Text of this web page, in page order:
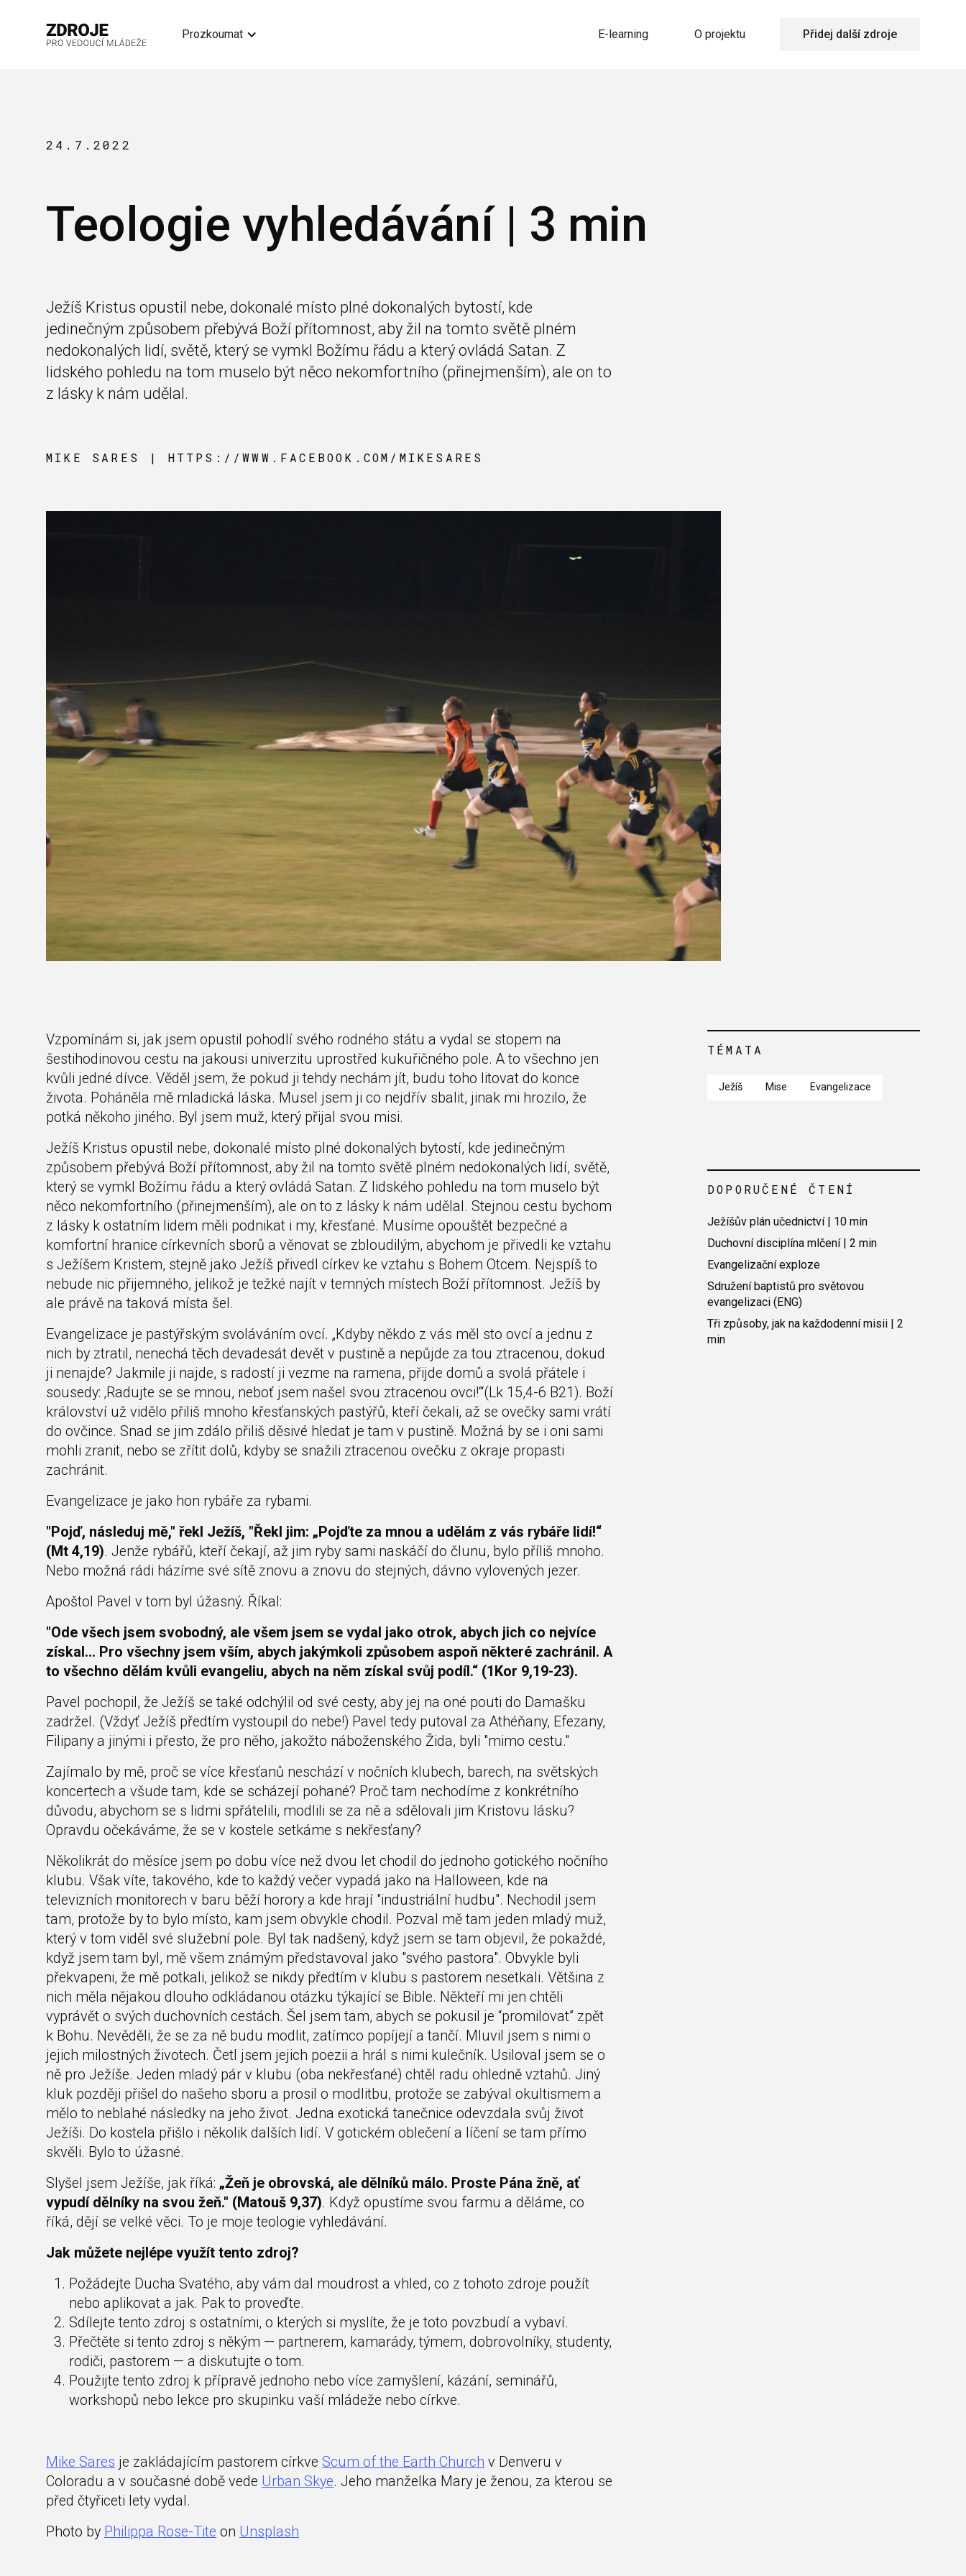
Prozkoumat E-learning O projektu Přidej další zdroje
24.7.2022
Teologie vyhledávání | 3 min
Ježíš Kristus opustil nebe, dokonalé místo plné dokonalých bytostí, kde
jedinečným způsobem přebývá Boží přítomnost, aby žil na tomto světě plném
nedokonalých lidí, světě, který se vymkl Božímu řádu a který ovládá Satan. Z
lidského pohledu na tom muselo být něco nekomfortního (přinejmenším), ale on to
z lásky k nám udělal.
MIKE SARES | HTTPS://WWW.FACEBOOK.COM/MIKESARES
Vzpomínám si, jak jsem opustil pohodlí svého rodného státu a vydal se stopem na
šestihodinovou cestu na jakousi univerzitu uprostřed kukuřičného pole. A to všechno jen
kvůli jedné dívce. Věděl jsem, že pokud ji tehdy nechám jít, budu toho litovat do konce
života. Poháněla mě mladická láska. Musel jsem ji co nejdřív sbalit, jinak mi hrozilo, že
potká někoho jiného. Byl jsem muž, který přijal svou misi.
Ježíš Kristus opustil nebe, dokonalé místo plné dokonalých bytostí, kde jedinečným
způsobem přebývá Boží přítomnost, aby žil na tomto světě plném nedokonalých lidí, světě,
který se vymkl Božímu řádu a který ovládá Satan. Z lidského pohledu na tom muselo být
něco nekomfortního (přinejmenším), ale on to z lásky k nám udělal. Stejnou cestu bychom
z lásky k ostatním lidem měli podnikat i my, křesťané. Musíme opouštět bezpečné a
komfortní hranice církevních sborů a věnovat se zbloudilým, abychom je přivedli ke vztahu
s Ježíšem Kristem, stejně jako Ježíš přivedl církev ke vztahu s Bohem Otcem. Nejspíš to
nebude nic přijemného, jelikož je težké najít v temných místech Boží přítomnost. Ježíš by
ale právě na taková místa šel.
Evangelizace je pastýřským svoláváním ovcí. „Kdyby někdo z vás měl sto ovcí a jednu z
nich by ztratil, nenechá těch devadesát devět v pustině a nepůjde za tou ztracenou, dokud
ji nenajde? Jakmile ji najde, s radostí ji vezme na ramena, přijde domů a svolá přátele i
sousedy: ‚Radujte se se mnou, neboť jsem našel svou ztracenou ovci!‘“(Lk 15,4-6 B21). Boží
království už vidělo přiliš mnoho křesťanských pastýřů, kteří čekali, až se ovečky sami vrátí
do ovčince. Snad se jim zdálo přiliš děsivé hledat je tam v pustině. Možná by se i oni sami
mohli zranit, nebo se zřítit dolů, kdyby se snažili ztracenou ovečku z okraje propasti
zachránit.
Evangelizace je jako hon rybáře za rybami.
"Pojď, následuj mě," řekl Ježíš, "Řekl jim: „Pojďte za mnou a udělám z vás rybáře lidí!“
(Mt 4,19). Jenže rybářů, kteří čekají, až jim ryby sami naskáčí do člunu, bylo příliš mnoho.
Nebo možná rádi házíme své sítě znovu a znovu do stejných, dávno vylovených jezer.
Apoštol Pavel v tom byl úžasný. Říkal:
"Ode všech jsem svobodný, ale všem jsem se vydal jako otrok, abych jich co nejvíce
získal… Pro všechny jsem vším, abych jakýmkoli způsobem aspoň některé zachránil. A
to všechno dělám kvůli evangeliu, abych na něm získal svůj podíl.“ (1Kor 9,19-23).
Pavel pochopil, že Ježíš se také odchýlil od své cesty, aby jej na oné pouti do Damašku
zadržel. (Vždyť Ježíš předtím vystoupil do nebe!) Pavel tedy putoval za Athéňany, Efezany,
Filipany a jinými i přesto, že pro něho, jakožto náboženského Žida, byli "mimo cestu."
Zajímalo by mě, proč se více křesťanů neschází v nočních klubech, barech, na světských
koncertech a všude tam, kde se scházejí pohané? Proč tam nechodíme z konkrétního
důvodu, abychom se s lidmi spřátelili, modlili se za ně a sdělovali jim Kristovu lásku?
Opravdu očekáváme, že se v kostele setkáme s nekřesťany?
Několikrát do měsíce jsem po dobu více než dvou let chodil do jednoho gotického nočního
klubu. Však víte, takového, kde to každý večer vypadá jako na Halloween, kde na
televizních monitorech v baru běží horory a kde hrají "industriální hudbu". Nechodil jsem
tam, protože by to bylo místo, kam jsem obvykle chodil. Pozval mě tam jeden mladý muž,
který v tom viděl své služební pole. Byl tak nadšený, když jsem se tam objevil, že pokaždé,
když jsem tam byl, mě všem známým představoval jako "svého pastora". Obvykle byli
překvapeni, že mě potkali, jelikož se nikdy předtím v klubu s pastorem nesetkali. Většina z
nich měla nějakou dlouho odkládanou otázku týkající se Bible. Někteří mi jen chtěli
vyprávět o svých duchovních cestách. Šel jsem tam, abych se pokusil je “promilovat” zpět
k Bohu. Nevěděli, že se za ně budu modlit, zatímco popíjejí a tančí. Mluvil jsem s nimi o
jejich milostných životech. Četl jsem jejich poezii a hrál s nimi kulečník. Usiloval jsem se o
ně pro Ježíše. Jeden mladý pár v klubu (oba nekřesťané) chtěl radu ohledně vztahů. Jiný
kluk později přišel do našeho sboru a prosil o modlitbu, protože se zabýval okultismem a
mělo to neblahé následky na jeho život. Jedna exotická tanečnice odevzdala svůj život
Ježíši. Do kostela přišlo i několik dalších lidí. V gotickém oblečení a líčení se tam přímo
skvěli. Bylo to úžasné.
Slyšel jsem Ježíše, jak říká: „Žeň je obrovská, ale dělníků málo. Proste Pána žně, ať
vypudí dělníky na svou žeň." (Matouš 9,37). Když opustíme svou farmu a děláme, co
říká, dějí se velké věci. To je moje teologie vyhledávání.
Jak můžete nejlépe využít tento zdroj?
Požádejte Ducha Svatého, aby vám dal moudrost a vhled, co z tohoto zdroje použít
nebo aplikovat a jak. Pak to proveďte.
Sdílejte tento zdroj s ostatními, o kterých si myslíte, že je toto povzbudí a vybaví.
Přečtěte si tento zdroj s někým — partnerem, kamarády, týmem, dobrovolníky, studenty,
rodiči, pastorem — a diskutujte o tom.
Použijte tento zdroj k přípravě jednoho nebo více zamyšlení, kázání, seminářů,
workshopů nebo lekce pro skupinku vaší mládeže nebo církve.
Mike Sares je zakládajícím pastorem církve Scum of the Earth Church v Denveru v
Coloradu a v současné době vede Urban Skye. Jeho manželka Mary je ženou, za kterou se
před čtyřiceti lety vydal.
Photo by Philippa Rose-Tite on Unsplash
TÉMATA
Ježíš Mise Evangelizace
DOPORUČENÉ ČTENÍ
Ježíšův plán učednictví | 10 min
Duchovní disciplína mlčení | 2 min
Evangelizační exploze
Sdružení baptistů pro světovou
evangelizaci (ENG)
Tři způsoby, jak na každodenní misii | 2
min